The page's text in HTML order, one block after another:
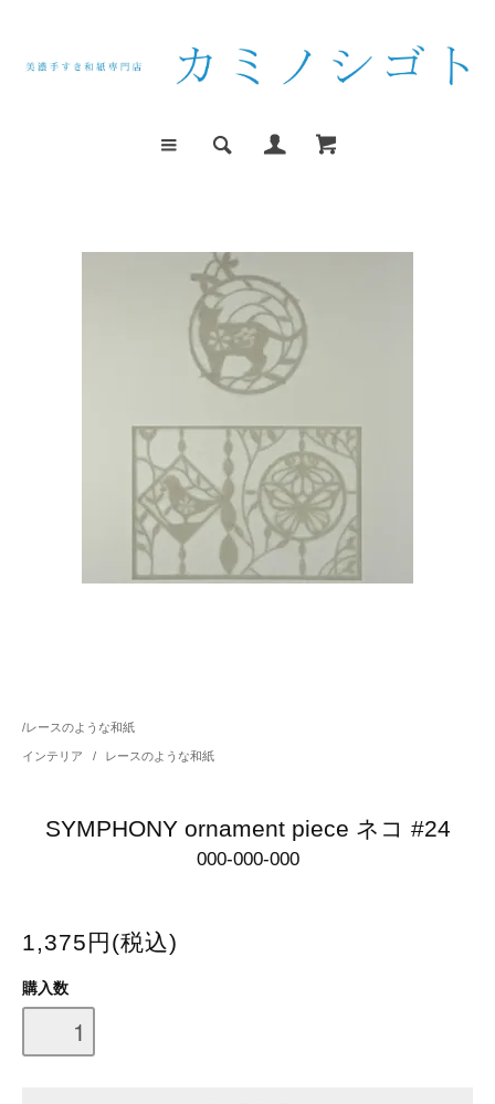
/レースのような和紙
インテリア / レースのような和紙
SYMPHONY ornament piece ネコ #24
000-000-000
1,375円(税込)
購入数